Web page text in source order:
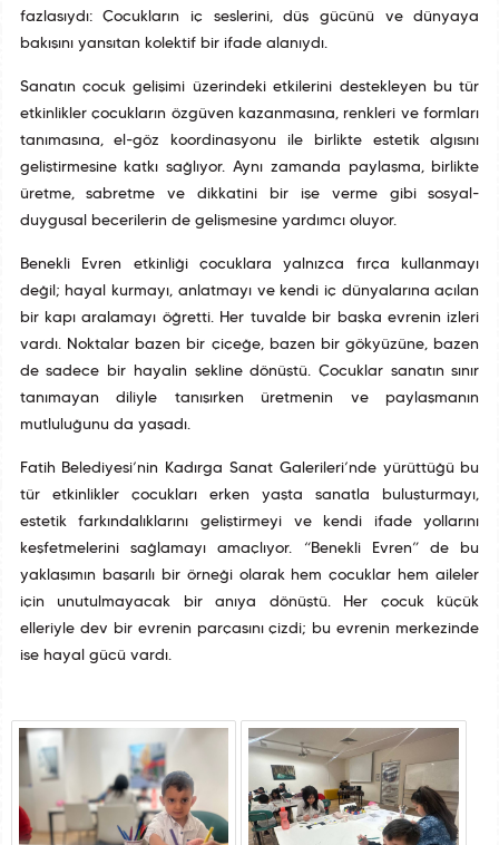
fazlasıydı: Çocukların iç seslerini, düş gücünü ve dünyaya
bakışını yansıtan kolektif bir ifade alanıydı.
Sanatın çocuk gelişimi üzerindeki etkilerini destekleyen bu tür
etkinlikler çocukların özgüven kazanmasına, renkleri ve formları
tanımasına, el-göz koordinasyonu ile birlikte estetik algısını
geliştirmesine katkı sağlıyor. Aynı zamanda paylaşma, birlikte
üretme, sabretme ve dikkatini bir işe verme gibi sosyal-
duygusal becerilerin de gelişmesine yardımcı oluyor.
Benekli Evren etkinliği çocuklara yalnızca fırça kullanmayı
değil; hayal kurmayı, anlatmayı ve kendi iç dünyalarına açılan
bir kapı aralamayı öğretti. Her tuvalde bir başka evrenin izleri
vardı. Noktalar bazen bir çiçeğe, bazen bir gökyüzüne, bazen
de sadece bir hayalin şekline dönüştü. Çocuklar sanatın sınır
tanımayan diliyle tanışırken üretmenin ve paylaşmanın
mutluluğunu da yaşadı.
Fatih Belediyesi’nin Kadırga Sanat Galerileri’nde yürüttüğü bu
tür etkinlikler çocukları erken yaşta sanatla buluşturmayı,
estetik farkındalıklarını geliştirmeyi ve kendi ifade yollarını
keşfetmelerini sağlamayı amaçlıyor. “Benekli Evren” de bu
yaklaşımın başarılı bir örneği olarak hem çocuklar hem aileler
için unutulmayacak bir anıya dönüştü. Her çocuk küçük
elleriyle dev bir evrenin parçasını çizdi; bu evrenin merkezinde
ise hayal gücü vardı.